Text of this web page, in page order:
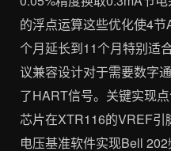
的浮点运算这些优化使4
个月延长到11个月特别适
议兼容设计对于需要数字
了HART信号。关键实现
芯片在XTR116的VREF
电压基准软件实现Bell